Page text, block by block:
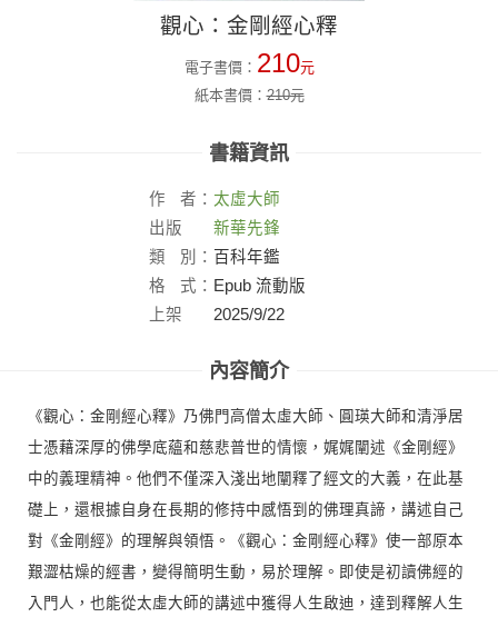
觀心：金剛經心釋
電子書價： 210元
紙本書價：210元
書籍資訊
作 者： 太虛大師
出版
社：
新華先鋒
類
別： 百科年鑑
格
式： Epub 流動版
上架
2025/9/22
內容簡介
《觀心：金剛經心釋》乃佛門高僧太虛大師、圓瑛大師和清淨居
士憑藉深厚的佛學底蘊和慈悲普世的情懷，娓娓闡述《金剛經》
中的義理精神。他們不僅深入淺出地闡釋了經文的大義，在此基
礎上，還根據自身在長期的修持中感悟到的佛理真諦，講述自己
對《金剛經》的理解與領悟。《觀心：金剛經心釋》使一部原本
艱澀枯燥的經書，變得簡明生動，易於理解。即使是初讀佛經的
入門人，也能從太虛大師的講述中獲得人生啟迪，達到釋解人生